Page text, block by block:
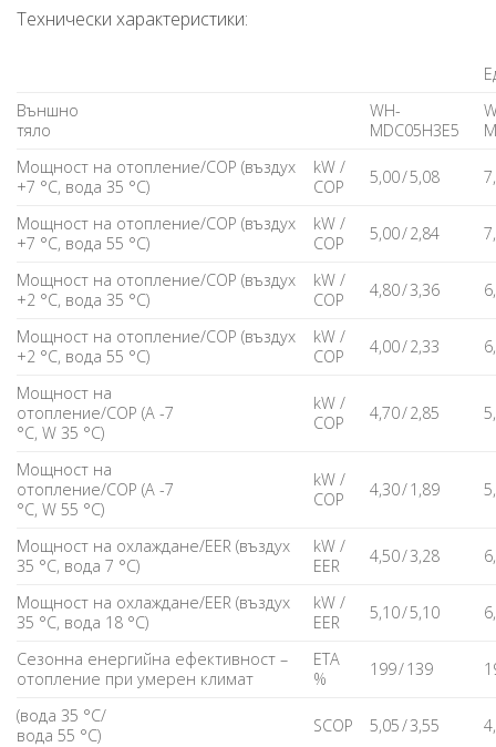
Технически характеристики:
Външно
тяло
WH-
MDC05H3E5
Мощност на отопление/COP (въздух
+7 °C, вода 35 °C)
kW /
COP
5,00 / 5,08
Мощност на отопление/COP (въздух
+7 °C, вода 55 °C)
kW /
COP
5,00 / 2,84
Мощност на отопление/COP (въздух
+2 °C, вода 35 °C)
kW /
COP
4,80 / 3,36
Мощност на отопление/COP (въздух
+2 °C, вода 55 °C)
kW /
COP
4,00 / 2,33
Мощност на
отопление/COP (A -7
°C, W 35 °C)
kW /
COP
4,70 / 2,85
Мощност на
отопление/COP (A -7
°C, W 55 °C)
kW /
COP
4,30 / 1,89
Мощност на охлаждане/EER (въздух
35 °C, вода 7 °C)
kW /
EER
4,50 / 3,28
Мощност на охлаждане/EER (въздух
35 °C, вода 18 °C)
kW /
EER
5,10 / 5,10
Сезонна енергийна ефективност –
отопление при умерен климат
ETA
%
199 / 139
(вода 35 °C/
вода 55 °C)
SCOP 5,05 / 3,55